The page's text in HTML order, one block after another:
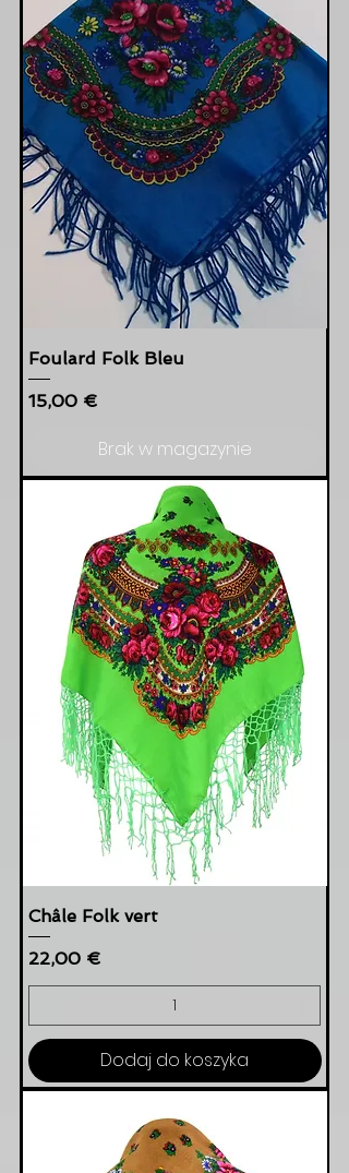
Foulard Folk Bleu
Cena
15,00 €
Brak w magazynie
Châle Folk vert
Cena
22,00 €
Dodaj do koszyka